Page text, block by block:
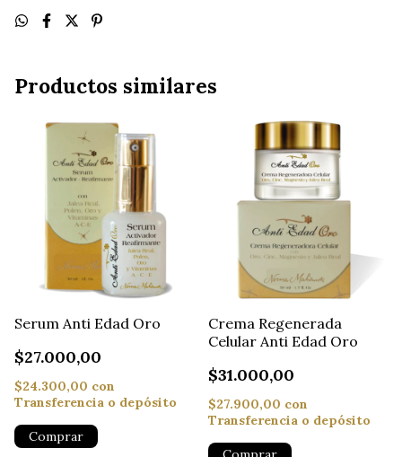
Productos similares
Serum Anti Edad Oro
$27.000,00
$24.300,00 con
Transferencia o depósito
Crema Regenerada
Celular Anti Edad Oro
$31.000,00
$27.900,00 con
Transferencia o depósito